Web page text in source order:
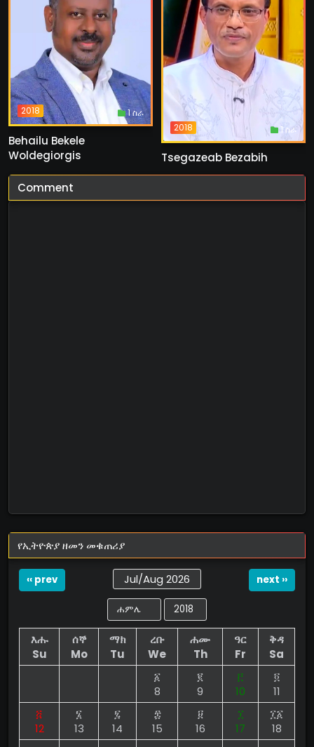
2018 1 ስራ
Behailu Bekele
Woldegiorgis
2018 1 ስራ
Tsegazeab Bezabih
Comment
የኢትዮጵያ ዘመን መቁጠሪያ
‹‹ prev Jul/Aug 2026 next ››
እሑ
Su
ሰኞ
Mo
ማክ
Tu
ረቡ
We
ሐሙ
Th
ዓር
Fr
ቅዳ
Sa
፩
8
፪
9
፫
10
፬
11
፭
12
፮
13
፯
14
፰
15
፱
16
፲
17
፲፩
18